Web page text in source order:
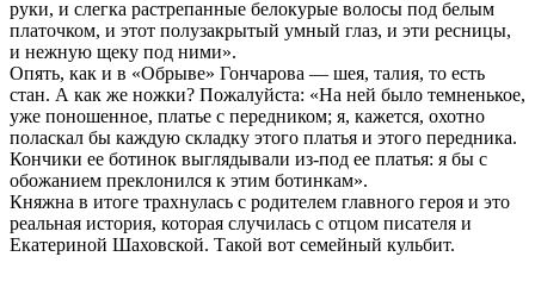
руки, и слегка растрепанные белокурые волосы под белым
платочком, и этот полузакрытый умный глаз, и эти ресницы,
и нежную щеку под ними».
Опять, как и в «Обрыве» Гончарова — шея, талия, то есть
стан. А как же ножки? Пожалуйста: «На ней было темненькое,
уже поношенное, платье с передником; я, кажется, охотно
поласкал бы каждую складку этого платья и этого передника.
Кончики ее ботинок выглядывали из-под ее платья: я бы с
обожанием преклонился к этим ботинкам».
Княжна в итоге трахнулась с родителем главного героя и это
реальная история, которая случилась с отцом писателя и
Екатериной Шаховской. Такой вот семейный кульбит.